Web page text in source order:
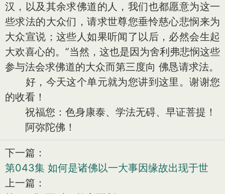
汉，以及其余求佛道的人，我们也都愿意为这一
些求法的大众们，请求世尊您垂怜慈心悲悯来为
大众宣说；这些人如果听闻了以后，必然会生起
大欢喜心的。”当然，这也是因为舍利弗悲悯这些
参与法会求佛道的大众而第三度向 佛恳请求法。
好，今天这个单元就为您讲到这里。谢谢您
的收看！
祝福您：色身康泰、学法无碍、早证菩提！
阿弥陀佛！
下一篇：
第043集 如何是诸佛以一大事因缘故出现于世
上一篇：